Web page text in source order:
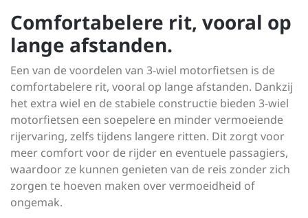
Comfortabelere rit, vooral op
lange afstanden.
Een van de voordelen van 3-wiel motorfietsen is de
comfortabelere rit, vooral op lange afstanden. Dankzij
het extra wiel en de stabiele constructie bieden 3-wiel
motorfietsen een soepelere en minder vermoeiende
rijervaring, zelfs tijdens langere ritten. Dit zorgt voor
meer comfort voor de rijder en eventuele passagiers,
waardoor ze kunnen genieten van de reis zonder zich
zorgen te hoeven maken over vermoeidheid of
ongemak.